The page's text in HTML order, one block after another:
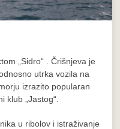
„Sidro“ . Črišnjeva je
utrka vozila na
izrazito popularan
klub „Jastog“.
u ribolov i istraživanje